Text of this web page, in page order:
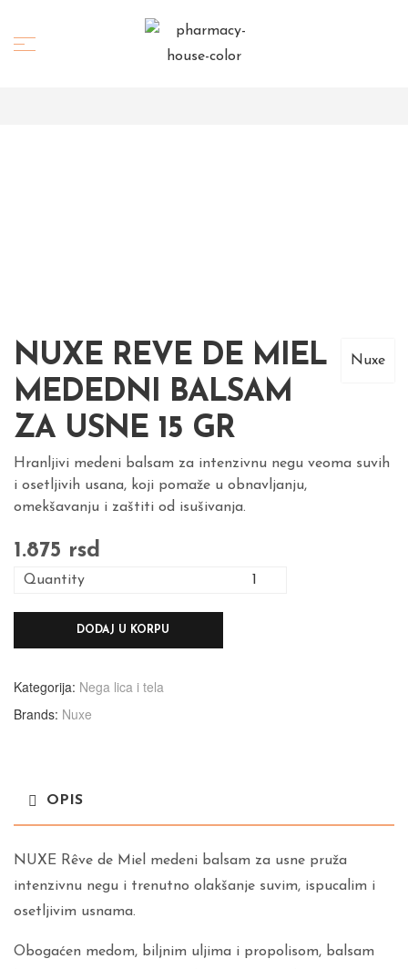
Nuxe
NUXE REVE DE MIEL
MEDEDNI BALSAM
ZA USNE 15 GR
Hranljivi medeni balsam za intenzivnu negu veoma suvih
i osetljivih usana, koji pomaže u obnavljanju,
omekšavanju i zaštiti od isušivanja.
1.875 rsd
Quantity
DODAJ U KORPU
Kategorija: Nega lica i tela
Brands: Nuxe
OPIS
NUXE Rêve de Miel medeni balsam za usne pruža
intenzivnu negu i trenutno olakšanje suvim, ispucalim i
osetljivim usnama.
Obogaćen medom, biljnim uljima i propolisom, balsam